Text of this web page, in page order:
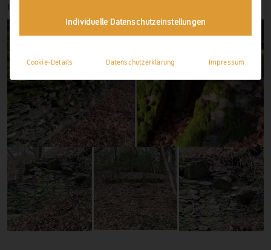
Individuelle Datenschutzeinstellungen
Cookie-Details Datenschutzerklärung Impressum